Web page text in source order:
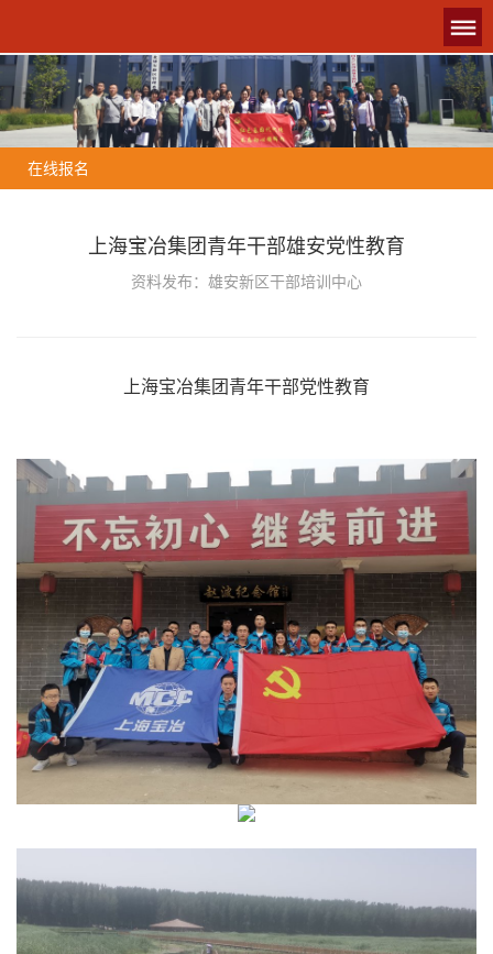
在线报名
上海宝冶集团青年干部雄安党性教育
资料发布：雄安新区干部培训中心
上海宝冶集团青年干部党性教育